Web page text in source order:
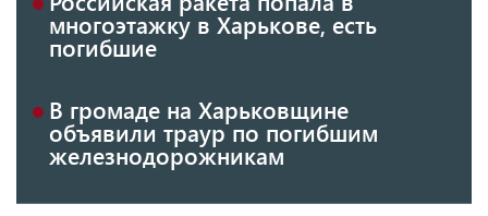
многоэтажку в Харькове, есть
погибшие
В громаде на Харьковщине
объявили траур по погибшим
железнодорожникам